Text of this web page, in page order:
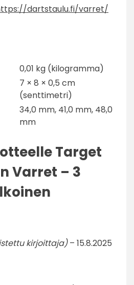
dartstaulu.fi/varret/
0,01 kg (kilogramma)
7 × 8 × 0,5 cm
(senttimetri)
34,0 mm, 41,0 mm, 48,0
mm
Target
Varret – 3
kirjoittaja) – 15.8.2025